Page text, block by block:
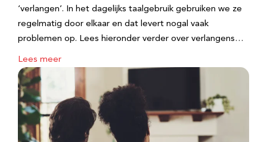
‘verlangen’. In het dagelijks taalgebruik gebruiken we ze
regelmatig door elkaar en dat levert nogal vaak
problemen op. Lees hieronder verder over verlangens…
Lees meer